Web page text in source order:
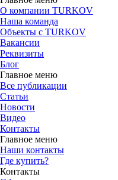
О компании TURKOV
Наша команда
Объекты с TURKOV
Вакансии
Реквизиты
Блог
Главное меню
Все публикации
Статьи
Новости
Видео
Контакты
Главное меню
Наши контакты
Где купить?
Контакты